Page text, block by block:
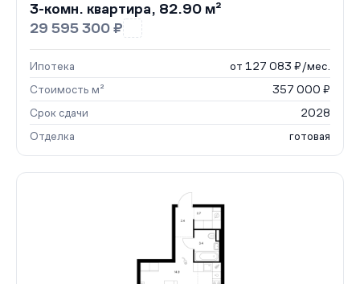
3-комн. квартира, 82.90 м²
29 595 300 ₽
Ипотека
от 127 083 ₽/мес.
Стоимость м²
357 000 ₽
Срок сдачи
2028
Отделка
готовая